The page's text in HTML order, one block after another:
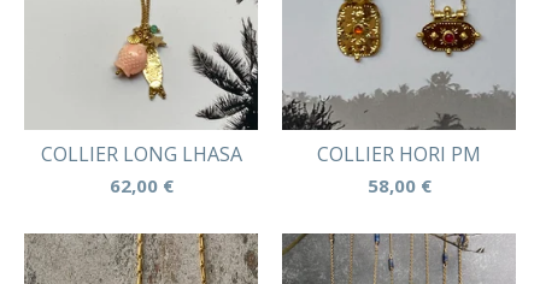
COLLIER LONG LHASA
62,00 €
COLLIER HORI PM
58,00 €